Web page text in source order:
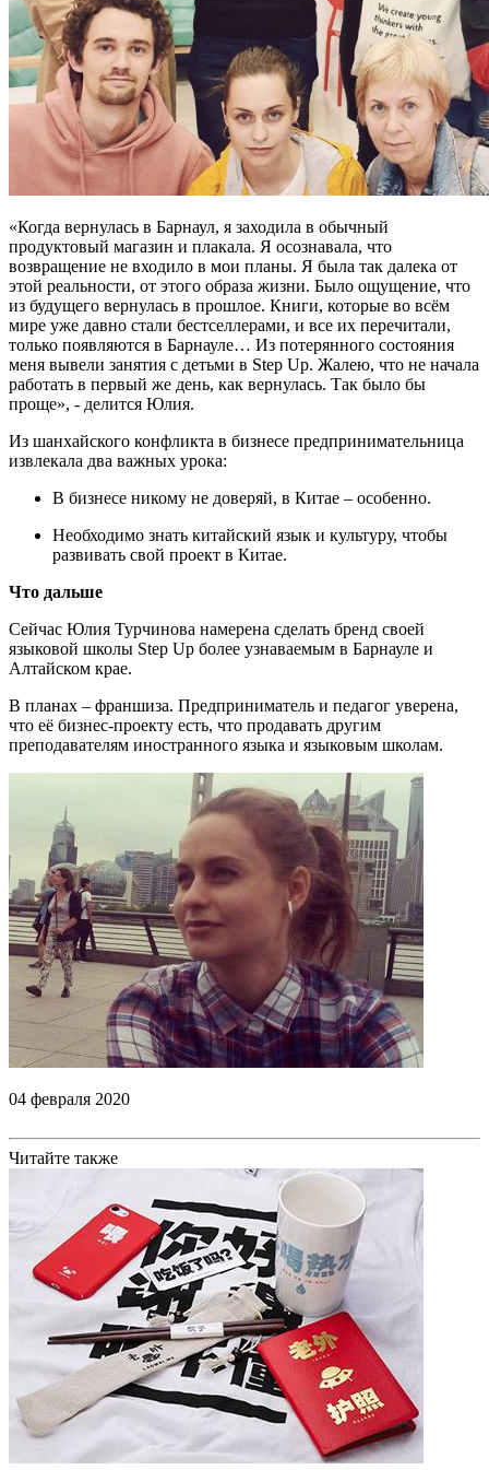
«Когда вернулась в Барнаул, я заходила в обычный
продуктовый магазин и плакала. Я осознавала, что
возвращение не входило в мои планы. Я была так далека от
этой реальности, от этого образа жизни. Было ощущение, что
из будущего вернулась в прошлое. Книги, которые во всём
мире уже давно стали бестселлерами, и все их перечитали,
только появляются в Барнауле… Из потерянного состояния
меня вывели занятия с детьми в Step Up. Жалею, что не начала
работать в первый же день, как вернулась. Так было бы
проще», - делится Юлия.
Из шанхайского конфликта в бизнесе предпринимательница
извлекала два важных урока:
В бизнесе никому не доверяй, в Китае – особенно.
Необходимо знать китайский язык и культуру, чтобы
развивать свой проект в Китае.
Что дальше
Сейчас Юлия Турчинова намерена сделать бренд своей
языковой школы Step Up более узнаваемым в Барнауле и
Алтайском крае.
В планах – франшиза. Предприниматель и педагог уверена,
что её бизнес-проекту есть, что продавать другим
преподавателям иностранного языка и языковым школам.
04 февраля 2020
Читайте также